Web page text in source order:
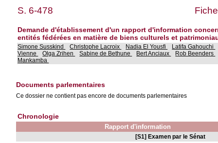
S. 6-478
Demande d'établissement d'un rapport d'information
entités fédérées en matière de biens culturels et
Simone Susskind Christophe Lacroix Nadia El Yousfi
Latifa Gahouchi
Vienne
Olga Zrihen Sabine de Bethune Bert Anciaux
Rob Beenders
Mankamba
Documents parlementaires
Ce dossier ne contient pas encore de documents parlementaires
Chronologie
Rapport d'information
[S1] Examen par le Sénat